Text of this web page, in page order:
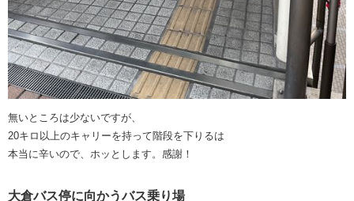
無いところは少ないですが、
20キロ以上のキャリーを持って階段を下りるは
本当に辛いので、ホッとします。感謝！
大倉バス停に向かうバス乗り場